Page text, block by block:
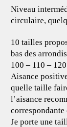
Niveau
circulaire,
10 tailles
bas des
100 – 110 –
Aisance
quelle taille
l’aisance
Je porte une